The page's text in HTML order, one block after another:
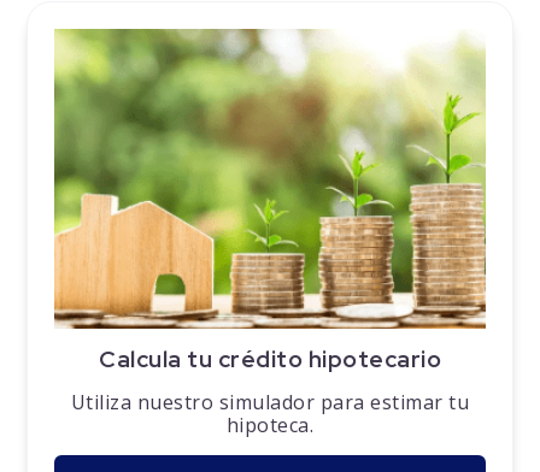
Calcula tu crédito hipotecario
Utiliza nuestro simulador para estimar tu
hipoteca.